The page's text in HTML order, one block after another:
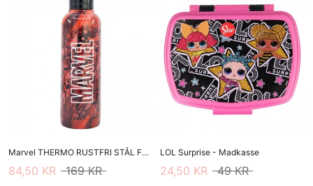
Marvel THERMO RUSTFRI STÅL FLASKE 515 ML
84,50 KR 169 KR
LOL Surprise - Madkasse
24,50 KR 49 KR